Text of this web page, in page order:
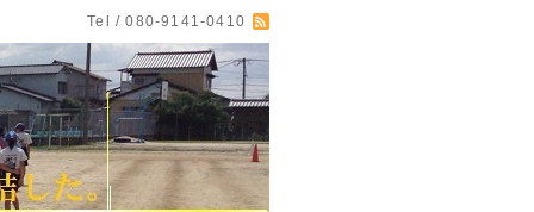
Tel / 080-9141-0410